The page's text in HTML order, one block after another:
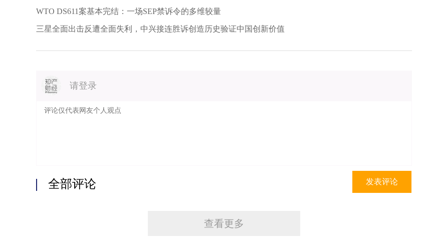
图设计、植物新品种等，作品只是其中之一。《著作权法》第3条所提及的智力成果是一种人们对其思想情
感的各种方式或形式的表达，因此在著作权制度中讨论智力投入时，需要明确，它是指对各种方式或形式
的表达的智力投入，即独创性投入。在论及某一作品具有独创性时，“实际上是指作者的表达是新的或原创
显然，基于独创性的要求，针对人工智能生成内容而言，用户的行为并不符合著作权法对创作的定
一种方法，而所谓的实质性相似是指被诉侵权作品与权利人作品中权利人付出创作性劳动部分的表达的相
似。“在对权利作品与被诉侵权内容进行比对时，首先应通过‘思想表达二分法’来剔除作品中的思想成分，
再过滤必要场景、有限表达等不受保护的内容，对属于作者独创性表达的部分进行比对。”【10】对于由上
使用了用户的独创性劳动所产生的表达（如果用户有独创性劳动的话）。如果对人工智能生成内容不加分
WTO DS611案基本完结：一场SEP禁诉令的多维较量
三星全面出击反遭全面失利，中兴接连胜诉创造历史验证中国创新价值
请登录
发表评论
全部评论
查看更多